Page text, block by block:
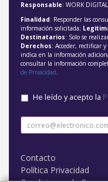
Responsable: WORK
Finalidad: Responder las
información solicitada;
Destinatarios: Solo se
Derechos: Acceder, rectificar
indica en la información
consultar la información
de Privacidad.
He leído y acepto la
Contacto
Política Privacidad